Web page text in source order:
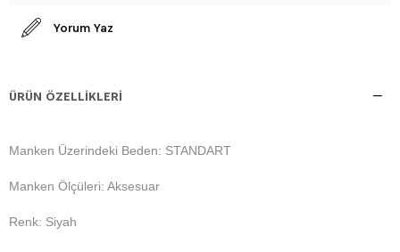
Yorum Yaz
ÜRÜN ÖZELLIKLERI
Manken Üzerindeki Beden: STANDART
Manken Ölçüleri: Aksesuar
Renk: Siyah